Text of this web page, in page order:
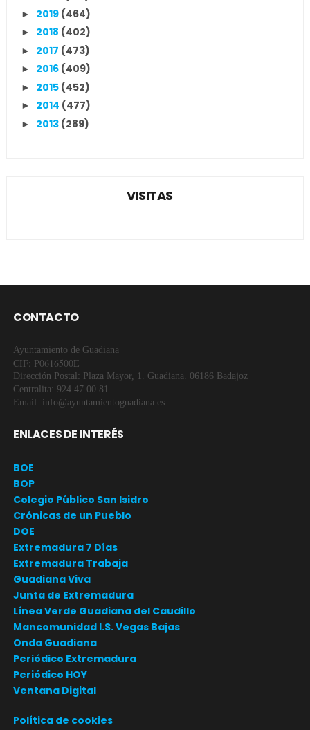
► 2019 (464)
► 2018 (402)
► 2017 (473)
► 2016 (409)
► 2015 (452)
► 2014 (477)
► 2013 (289)
VISITAS
CONTACTO
Ayuntamiento de Guadiana
CIF: P0616500E
Dirección Postal: Plaza Mayor, 1. Guadiana. 06186 Badajoz
Centralita: 924 47 00 81
Email: info@ayuntamientoguadiana.es
ENLACES DE INTERÉS
BOE
BOP
Colegio Público San Isidro
Crónicas de un Pueblo
DOE
Extremadura 7 Días
Extremadura Trabaja
Guadiana Viva
Junta de Extremadura
Línea Verde Guadiana del Caudillo
Mancomunidad I.S. Vegas Bajas
Onda Guadiana
Periódico Extremadura
Periódico HOY
Ventana Digital
Política de cookies